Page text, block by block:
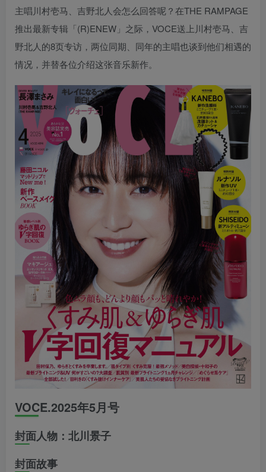
主唱川村壱马、吉野北人会怎么回答呢？在THE RAMPAGE
推出最新专辑「(R)ENEW」之际，VOCE送上川村壱马、吉
野北人的8页专访，两位同期、同年的主唱也谈到他们相遇的
情况，并替各位介绍这张音乐新作。
VOCE.2025年5月号
封面人物：北川景子
封面故事